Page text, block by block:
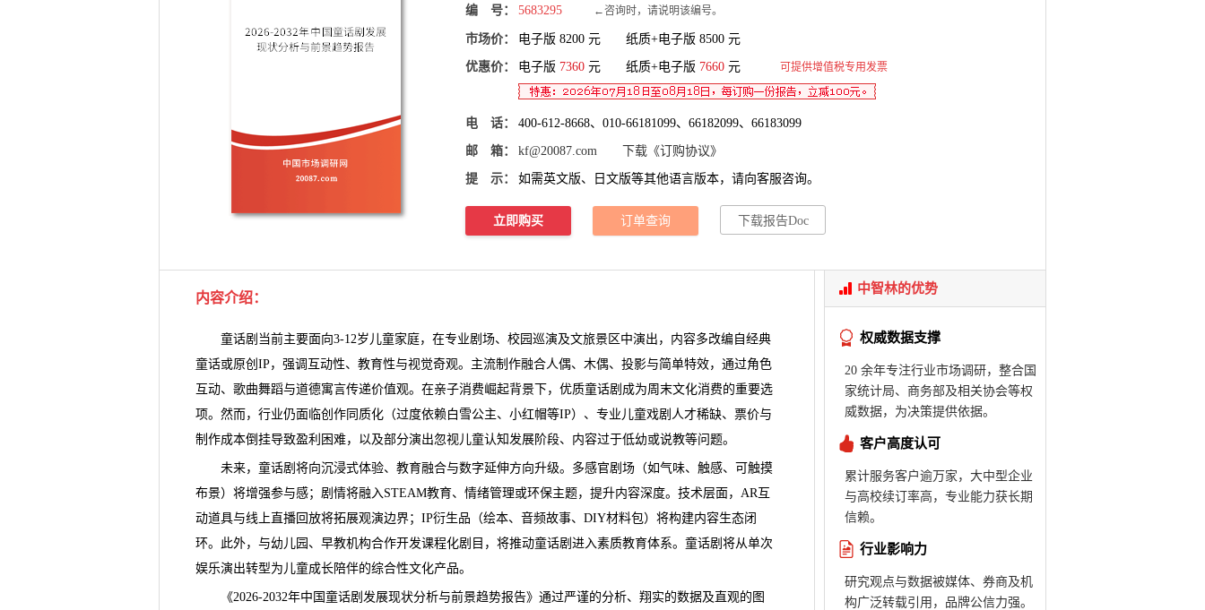
编 号： 5683295 ←咨询时，请说明该编号。
市场价： 电子版 8200 元 纸质+电子版 8500 元
优惠价： 电子版 7360 元 纸质+电子版 7660 元 可提供增值税专用发票
电 话： 400-612-8668、010-66181099、66182099、66183099
邮 箱： kf@20087.com 下载《订购协议》
提 示： 如需英文版、日文版等其他语言版本，请向客服咨询。
立即购买 订单查询 下载报告Doc
内容介绍：
童话剧当前主要面向3-12岁儿童家庭，在专业剧场、校园巡演及文旅景区中演出，内容多改编自经典
童话或原创IP，强调互动性、教育性与视觉奇观。主流制作融合人偶、木偶、投影与简单特效，通过角色
互动、歌曲舞蹈与道德寓言传递价值观。在亲子消费崛起背景下，优质童话剧 成为周末文化消费的重要选
项。然而，行业仍面临创作同质化（过度依赖白雪公主、小红帽等IP）、专业儿童戏剧 人才稀缺、票价与
制作成本倒挂导致盈利困难，以及部分演出忽视儿童认知发展阶段、内容过于低幼或说教等问题。
未来，童话剧将向沉浸式体验、教育融合与数字延伸方向升级。多感官剧场（如气味、触感、可触摸
布景）将增强参与感；剧情将融入STEAM教育、情绪管理或环保主题，提升内容深度。技术层面，AR互
动道具与线上直播回放将拓展观演边界；IP衍生品（绘本、音频故事、DIY材料包）将构建内容生态闭
环。此外，与幼儿园、早教机构合作开发课程化剧目，将推动童话剧进入素质教育体系。 童话剧 将从单次
娱乐演出转型为儿童成长陪伴的综合性文化产品。
《2026-2032年中国童话剧发展现状分析与前景趋势报告》通过严谨的分析、翔实的数据及直观的图
中智林的优势
权威数据支撑
20 余年专注行业市场调研，整合国
家统计局、商务部及相关协会等权
威数据，为决策提供依据。
客户高度认可
累计服务客户逾万家，大中型企业
与高校续订率高，专业能力获长期
信赖。
行业影响力
研究观点与数据被媒体、券商及机
构广泛转载引用，品牌公信力强。